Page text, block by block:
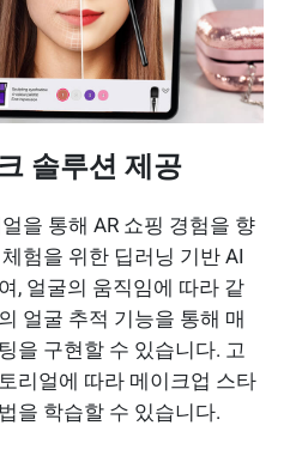
솔루션 제공
을 통해 AR 쇼핑 경험을 향
험을 위한 딥러닝 기반 AI
, 얼굴의 움직임에 따라 같
얼굴 추적 기능을 통해 매
을 구현할 수 있습니다. 고
리얼에 따라 메이크업 스타
을 학습할 수 있습니다.